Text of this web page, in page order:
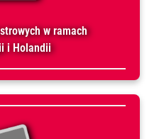
w ramach
i Holandii